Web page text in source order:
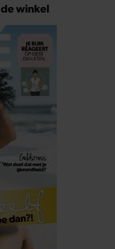
winkel